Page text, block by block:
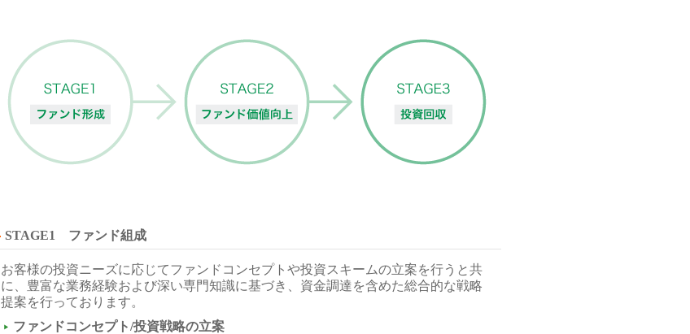
STAGE1 ファンド組成
お客様の投資ニーズに応じてファンドコンセプトや投資スキームの立案を行うと共
に、豊富な業務経験および深い専門知識に基づき、資金調達を含めた総合的な戦略
提案を行っております。
ファンドコンセプト/投資戦略の立案